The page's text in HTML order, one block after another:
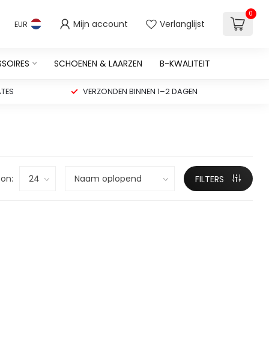
EUR Mijn account Verlanglijst
0
SCHOENEN & LAARZEN B-KWALITEIT
VERZONDEN BINNEN 1–2 DAGEN
FILTERS